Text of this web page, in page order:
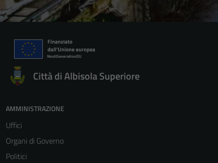
Città di Albisola Superiore
AMMINISTRAZIONE
Uffici
Organi di Governo
Politici